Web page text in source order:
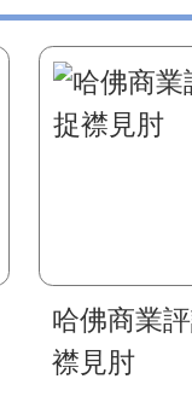
哈佛商業
襟見肘